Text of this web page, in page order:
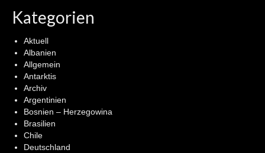
Kategorien
Aktuell
Albanien
Allgemein
Antarktis
Archiv
Argentinien
Bosnien – Herzegowina
Brasilien
Chile
Deutschland